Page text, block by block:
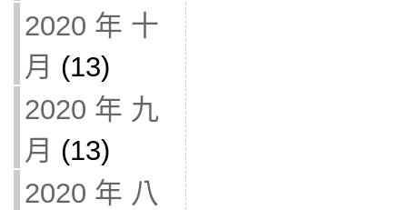
2020 年 十
月 (13)
2020 年 九
月 (13)
2020 年 八